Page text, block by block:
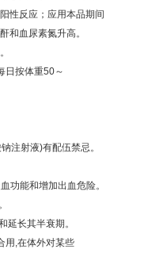
性反应；应用本品期间
和血尿素氮升高。
日按体重50～
注射液)有配伍禁忌。
功能和增加出血危险。
延长其半衰期。
用 在体外对某些